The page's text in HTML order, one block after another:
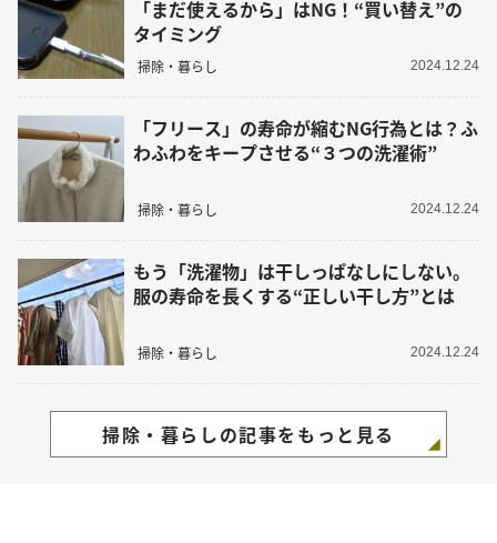
「まだ使えるから」はNG！“買い替え”の
タイミング
掃除・暮らし 2024.12.24
「フリース」の寿命が縮むNG行為とは？ふ
わふわをキープさせる“３つの洗濯術”
掃除・暮らし 2024.12.24
もう「洗濯物」は干しっぱなしにしない。
服の寿命を長くする“正しい干し方”とは
掃除・暮らし 2024.12.24
掃除・暮らしの記事をもっと見る